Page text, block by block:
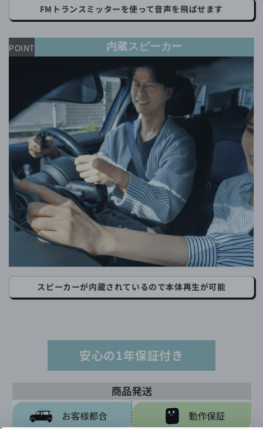
FMトランスミッターを使って音声を飛ばせます
POINT 内蔵スピーカー
スピーカーが内蔵されているので本体再生が可能
安心の1年保証付き